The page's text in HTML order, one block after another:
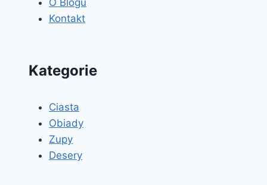
O Blogu
Kontakt
Kategorie
Ciasta
Obiady
Zupy
Desery